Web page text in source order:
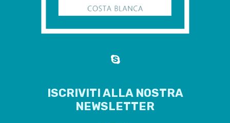
ISCRIVITI ALLA NOSTRA
NEWSLETTER